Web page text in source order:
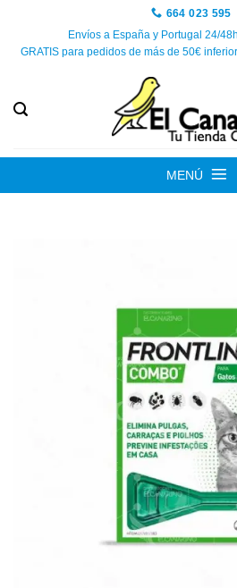
contenido
664 023 595
Envíos a España y Portugal 24/48h
GRATIS para pedidos de más de 50€
MENÚ